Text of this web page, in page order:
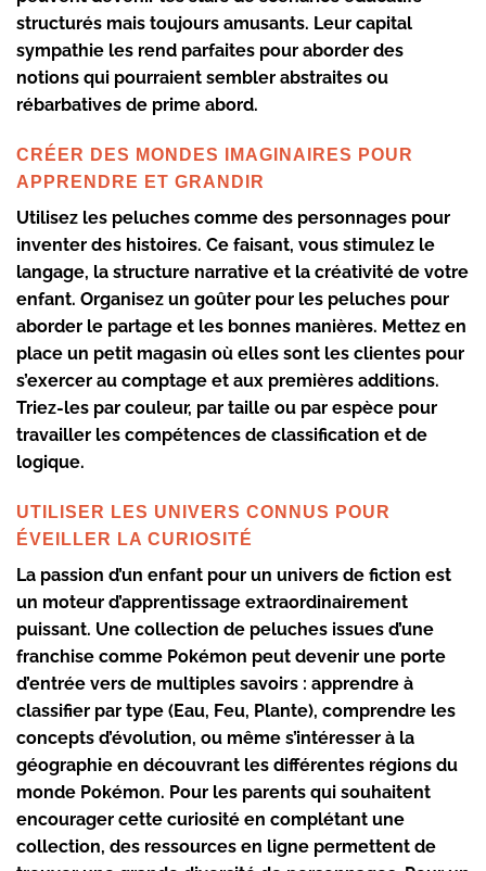
structurés mais toujours amusants. Leur capital
sympathie les rend parfaites pour aborder des
notions qui pourraient sembler abstraites ou
rébarbatives de prime abord.
CRÉER DES MONDES IMAGINAIRES POUR
APPRENDRE ET GRANDIR
Utilisez les peluches comme des personnages pour
inventer des histoires. Ce faisant, vous stimulez le
langage, la structure narrative et la créativité de votre
enfant. Organisez un goûter pour les peluches pour
aborder le partage et les bonnes manières. Mettez en
place un petit magasin où elles sont les clientes pour
s’exercer au comptage et aux premières additions.
Triez-les par couleur, par taille ou par espèce pour
travailler les compétences de classification et de
logique.
UTILISER LES UNIVERS CONNUS POUR
ÉVEILLER LA CURIOSITÉ
La passion d’un enfant pour un univers de fiction est
un moteur d’apprentissage extraordinairement
puissant. Une collection de peluches issues d’une
franchise comme Pokémon peut devenir une porte
d’entrée vers de multiples savoirs : apprendre à
classifier par type (Eau, Feu, Plante), comprendre les
concepts d’évolution, ou même s’intéresser à la
géographie en découvrant les différentes régions du
monde Pokémon. Pour les parents qui souhaitent
encourager cette curiosité en complétant une
collection, des ressources en ligne permettent de